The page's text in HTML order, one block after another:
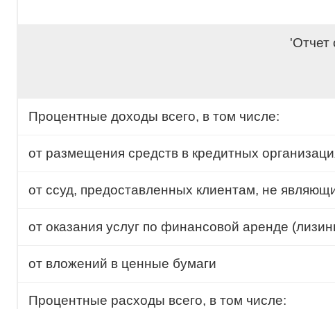
'Отчет
Процентные доходы всего, в том числе:
от размещения средств в кредитных
от ссуд, предоставленных клиентам, не
от оказания услуг по финансовой аренде
от вложений в ценные бумаги
Процентные расходы всего, в том числе: